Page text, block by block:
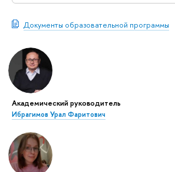
Документы образовательной программы
Академический руководитель
Ибрагимов Урал Фаритович